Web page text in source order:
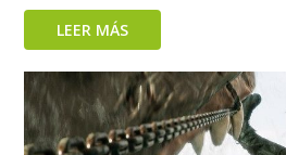
LEER MÁS